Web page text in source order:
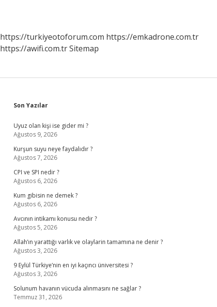
https://turkiyeotoforum.com https://emkadrone.com.tr
https://awifi.com.trSitemap
Sidebar
Son Yazılar
Uyuz olan kişi ise gider mi ?
Ağustos 9, 2026
Kurşun suyu neye faydalıdır ?
Ağustos 7, 2026
CPI ve SPI nedir ?
Ağustos 6, 2026
Kum gibisin ne demek ?
Ağustos 6, 2026
Avcının intikamı konusu nedir ?
Ağustos 5, 2026
Allah’ın yarattığı varlık ve olaylarin tamamına ne denir ?
Ağustos 3, 2026
9 Eylül Türkiye’nin en iyi kaçıncı üniversitesi ?
Ağustos 3, 2026
Solunum havanın vücuda alınmasını ne sağlar ?
Temmuz 31, 2026